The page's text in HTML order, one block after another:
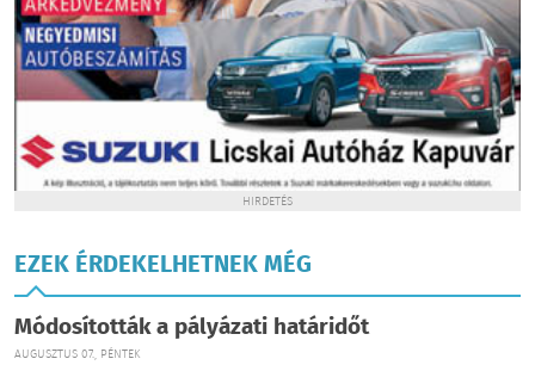
HIRDETÉS
EZEK ÉRDEKELHETNEK MÉG
Módosították a pályázati határidőt
AUGUSZTUS 07., PÉNTEK